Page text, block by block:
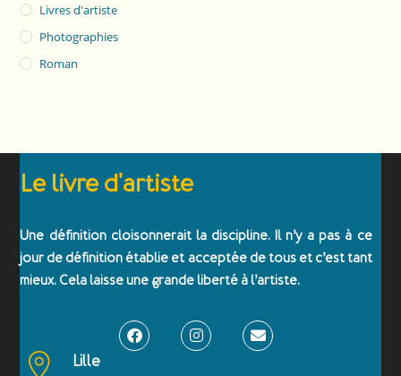
Livres d'artiste
Photographies
Roman
Le livre d'artiste
Une définition cloisonnerait la discipline. Il n’y a pas à ce
jour de définition établie et acceptée de tous et c’est tant
mieux. Cela laisse une grande liberté à l’artiste.
Lille